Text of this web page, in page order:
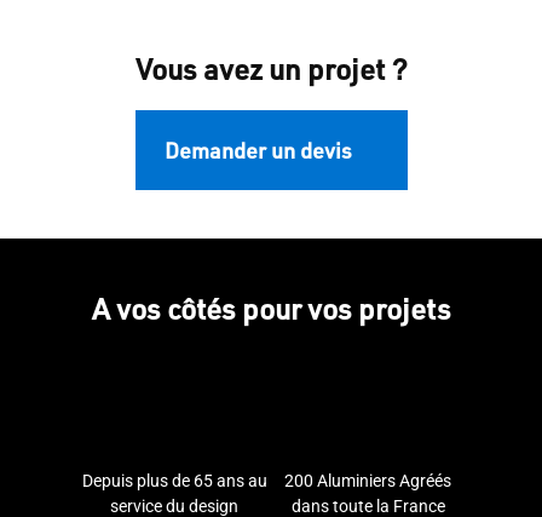
Vous avez un projet ?
Demander un devis
A vos côtés pour vos projets
Depuis plus de 65 ans au
service du design
200 Aluminiers Agréés
dans toute la France